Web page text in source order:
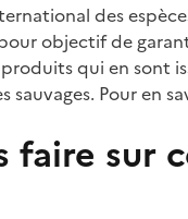
des
objectif de
qui en sont
Pour en
faire sur